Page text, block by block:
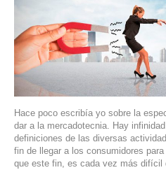
SERVIDORES DEDICADOS
AGENCIA DIGITAL
PAGINAS WEB PARA NEGOCIOS
PAGINA WEB CON MANEJADOR DE
PAGINA WEB CON CATÁLOGO DE
Hace poco escribía yo sobre la
dar a la mercadotecnia. Hay
definiciones de las diversas
fin de llegar a los consumidores
que este fin, es cada vez más difícil